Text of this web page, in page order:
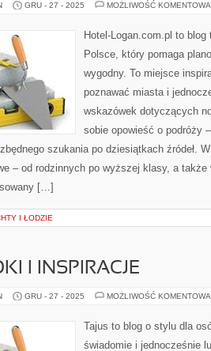
GRU - 27 - 2025 MOŻLIWOŚĆ
Hotel-Logan.com.pl to
Polsce, który pomaga
wygodny. To miejsce
poznawać miasta i
wskazówek dotyczących
sobie opowieść o podróży
szukania po dziesiątkach źródeł.
– od rodzinnych po wyższej klasy, a
[…]
I ŁODZIE
I INSPIRACJE
GRU - 27 - 2025 MOŻLIWOŚĆ
Tajus to blog o stylu dla
świadomie i jednocześnie